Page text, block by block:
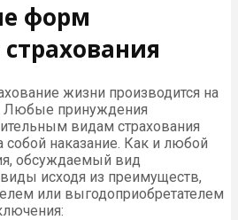
форм
жизни производится на
Любые принуждения
видам страхования
собой наказание. Как и любой
обсуждаемый вид
исходя из преимуществ,
или выгодоприобретателем